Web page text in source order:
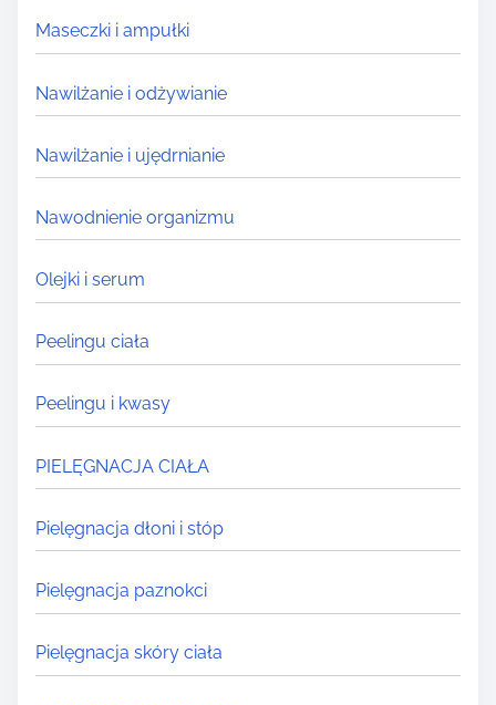
Maseczki i ampułki
Nawilżanie i odżywianie
Nawilżanie i ujędrnianie
Nawodnienie organizmu
Olejki i serum
Peelingu ciała
Peelingu i kwasy
PIELĘGNACJA CIAŁA
Pielęgnacja dłoni i stóp
Pielęgnacja paznokci
Pielęgnacja skóry ciała